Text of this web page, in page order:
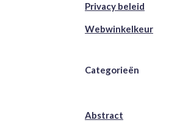
Privacy beleid
Webwinkelkeur
Categorieën
Abstract